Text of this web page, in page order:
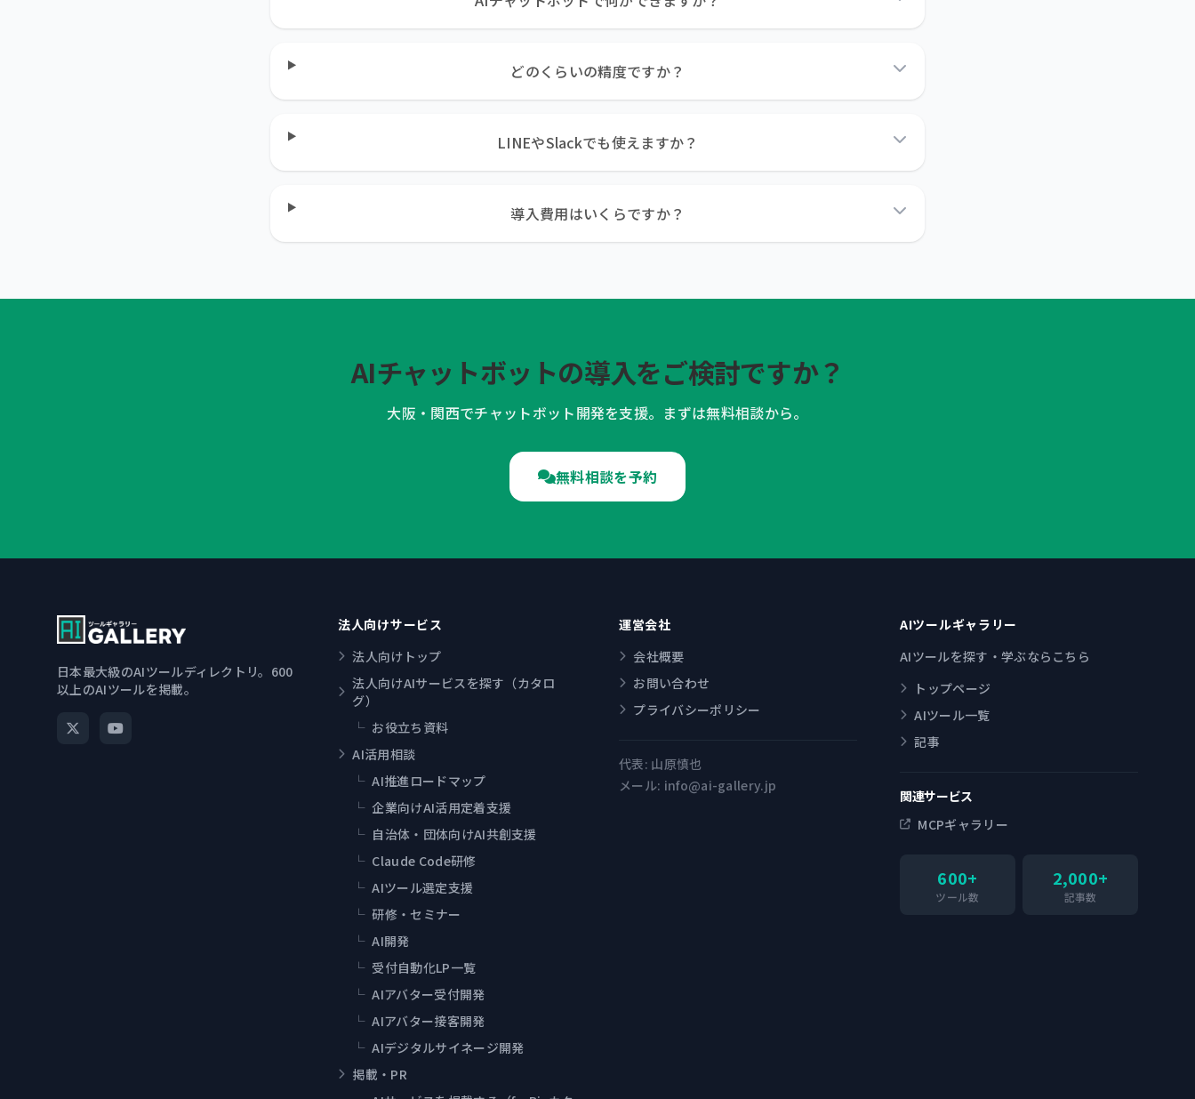
どのくらいの精度ですか？
LINEやSlackでも使えますか？
導入費用はいくらですか？
AIチャットボットの導入をご検討ですか？
大阪・関西でチャットボット開発を支援。まずは無料相談から。
無料相談を予約
日本最大級のAIツールディレクトリ。600
以上のAIツールを掲載。
法人向けサービス
法人向けトップ
法人向けAIサービスを探す（カタロ
グ）
└ お役立ち資料
AI活用相談
└ AI推進ロードマップ
└ 企業向けAI活用定着支援
└ 自治体・団体向けAI共創支援
└ Claude Code研修
└ AIツール選定支援
└ 研修・セミナー
└ AI開発
└ 受付自動化LP一覧
└ AIアバター受付開発
└ AIアバター接客開発
└ AIデジタルサイネージ開発
掲載・PR
運営会社
会社概要
お問い合わせ
プライバシーポリシー
代表: 山原慎也
メール: info@ai-gallery.jp
AIツールギャラリー
AIツールを探す・学ぶならこちら
トップページ
AIツール一覧
記事
関連サービス
MCPギャラリー
600+
ツール数
2,000+
記事数